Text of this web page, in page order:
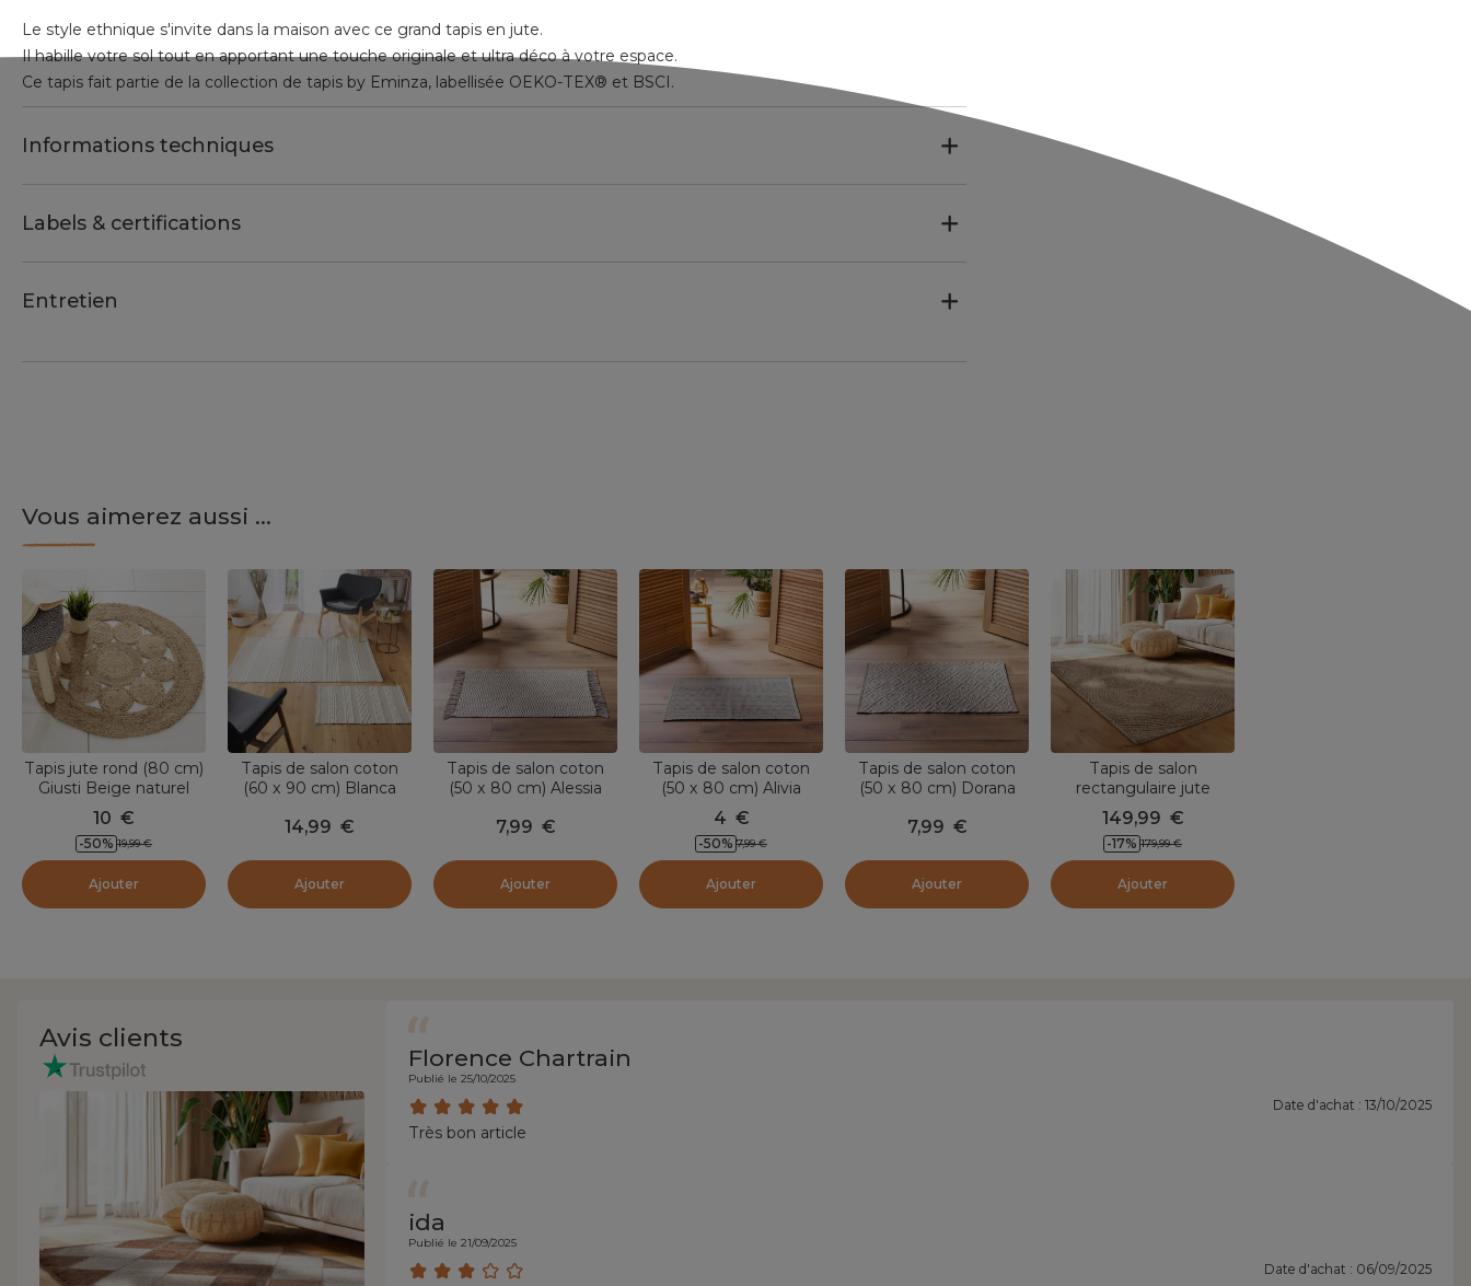
Le style ethnique s'invite dans la maison avec ce grand tapis en jute.
Il habille votre sol tout en apportant une touche originale et ultra déco à votre espace.
Ce tapis fait partie de la collection de tapis by Eminza, labellisée OEKO-TEX® et BSCI.
Informations techniques
Labels & certifications
Entretien
Vous aimerez aussi ...
Tapis jute rond (80 cm)
Giusti Beige naturel
10 €
-50% 19,99 €
Ajouter
Tapis de salon coton
(60 x 90 cm) Blanca
14,99 €
Ajouter
Tapis de salon coton
(50 x 80 cm) Alessia
7,99 €
Ajouter
Tapis de salon coton
(50 x 80 cm) Alivia
Beige
4 €
-50% 7,99 €
Ajouter
Tapis de salon coton
(50 x 80 cm) Dorana
7,99 €
Ajouter
Tapis de salon
rectangulaire jute
tressée main (140 x
200 cm) Neha Beige
149,99 €
-17% 179,99 €
Ajouter
Avis clients
Florence Chartrain
Publié le 25/10/2025
Date d'achat : 13/10/2025
Très bon article
ida
Publié le 21/09/2025
Date d'achat : 06/09/2025